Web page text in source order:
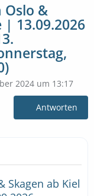
Oslo &
| 13.09.2026
2024 um 13:17
Antworten
Skagen ab Kiel